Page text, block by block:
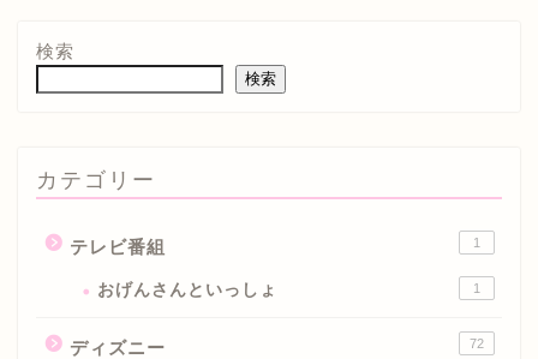
検索
検索
カテゴリー
テレビ番組 1
おげんさんといっしょ 1
ディズニー 72